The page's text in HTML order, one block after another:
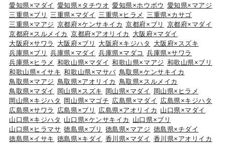
愛知県×マダイ 愛知県×タチウオ 愛知県×ホウボウ 愛知県×マアジ
三重県×ブリ
三重県×マダイ 三重県×ヒラメ
三重県×カサゴ
三重県×マアジ 京都府×ケンサキイカ 京都府×ブリ
京都府×マダイ
京都府×スルメイカ 京都府×アオリイカ
大阪府×マダイ
大阪府×サワラ
大阪府×ブリ 大阪府×キジハタ
大阪府×スズキ
兵庫県×ブリ
兵庫県×マダイ 兵庫県×マダコ
兵庫県×サワラ
兵庫県×ヒラメ 和歌山県×マダイ 和歌山県×マアジ 和歌山県×ブリ
和歌山県×イサキ 和歌山県×マサバ 鳥取県×ケンサキイカ
鳥取県×マアジ 鳥取県×アオリイカ
鳥取県×スルメイカ
鳥取県×マダイ
岡山県×スズキ 岡山県×マダイ
岡山県×ヒラメ
岡山県×キジハタ
岡山県×マゴチ 広島県×マダイ 広島県×キジハタ
広島県×サワラ
広島県×ブリ 広島県×アオリイカ 山口県×マダイ
山口県×キジハタ 山口県×ケンサキイカ
山口県×ブリ
山口県×ヒラマサ 徳島県×ブリ 徳島県×マアジ 徳島県×チダイ
徳島県×イサキ 徳島県×キダイ 香川県×マダイ 香川県×アオリイカ